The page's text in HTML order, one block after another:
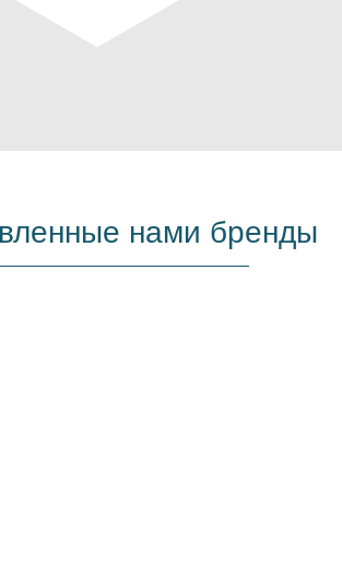
нами бренды